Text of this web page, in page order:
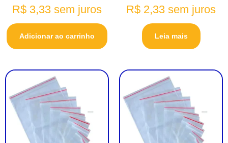
R$ 3,33 sem juros
Adicionar ao carrinho
R$ 2,33 sem juros
Leia mais